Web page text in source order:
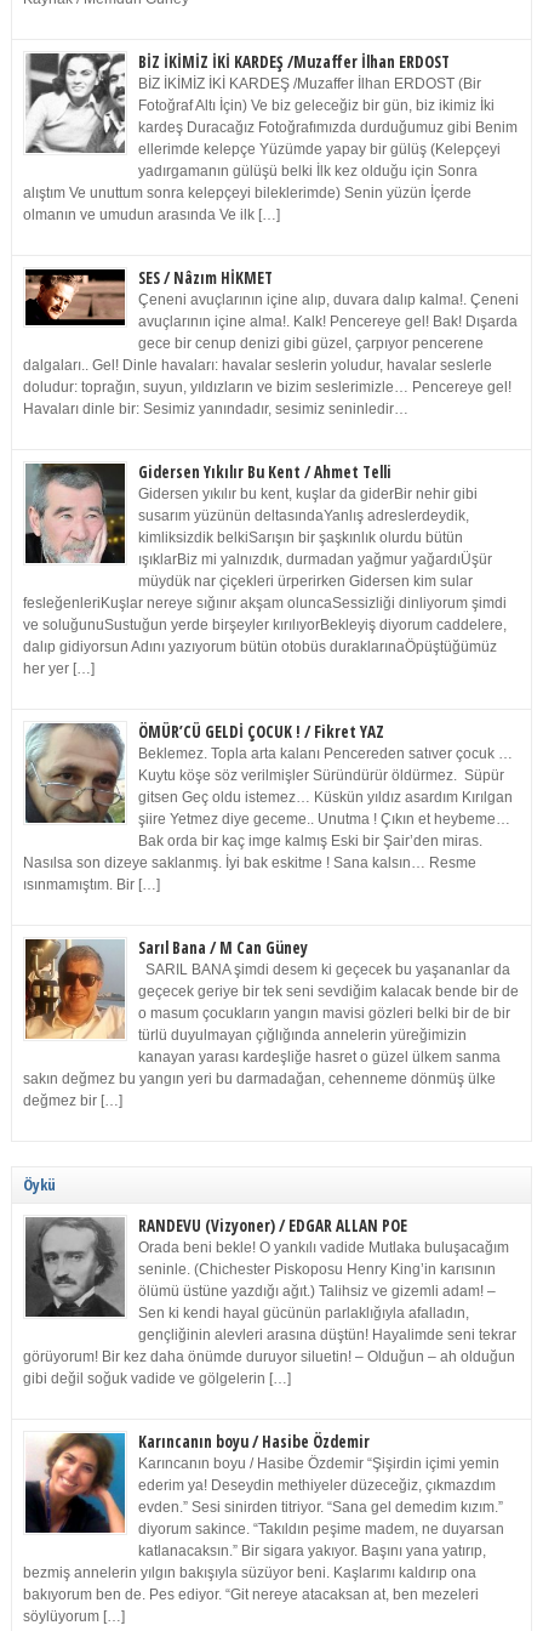
BİZ İKİMİZ İKİ KARDEŞ /Muzaffer İlhan ERDOST
BİZ İKİMİZ İKİ KARDEŞ /Muzaffer İlhan ERDOST (Bir
Fotoğraf Altı İçin) Ve biz geleceğiz bir gün, biz ikimiz İki
kardeş Duracağız Fotoğrafımızda durduğumuz gibi Benim
ellerimde kelepçe Yüzümde yapay bir gülüş (Kelepçeyi
yadırgamanın gülüşü belki İlk kez olduğu için Sonra
alıştım Ve unuttum sonra kelepçeyi bileklerimde) Senin yüzün İçerde
olmanın ve umudun arasında Ve ilk […]
SES / Nâzım HİKMET
Çeneni avuçlarının içine alıp, duvara dalıp kalma!. Çeneni
avuçlarının içine alma!. Kalk! Pencereye gel! Bak! Dışarda
gece bir cenup denizi gibi güzel, çarpıyor pencerene
dalgaları.. Gel! Dinle havaları: havalar seslerin yoludur, havalar seslerle
doludur: toprağın, suyun, yıldızların ve bizim seslerimizle… Pencereye gel!
Havaları dinle bir: Sesimiz yanındadır, sesimiz seninledir…
Gidersen Yıkılır Bu Kent / Ahmet Telli
Gidersen yıkılır bu kent, kuşlar da giderBir nehir gibi
susarım yüzünün deltasındaYanlış adreslerdeydik,
kimliksizdik belkiSarışın bir şaşkınlık olurdu bütün
ışıklarBiz mi yalnızdık, durmadan yağmur yağardıÜşür
müydük nar çiçekleri ürperirken Gidersen kim sular
fesleğenleriKuşlar nereye sığınır akşam oluncaSessizliği dinliyorum şimdi
ve soluğunuSustuğun yerde birşeyler kırılıyorBekleyiş diyorum caddelere,
dalıp gidiyorsun Adını yazıyorum bütün otobüs duraklarınaÖpüştüğümüz
her yer […]
ÖMÜR’CÜ GELDİ ÇOCUK ! / Fikret YAZ
Beklemez. Topla arta kalanı Pencereden satıver çocuk …
Kuytu köşe söz verilmişler Süründürür öldürmez. Süpür
gitsen Geç oldu istemez… Küskün yıldız asardım Kırılgan
şiire Yetmez diye geceme.. Unutma ! Çıkın et heybeme…
Bak orda bir kaç imge kalmış Eski bir Şair’den miras.
Nasılsa son dizeye saklanmış. İyi bak eskitme ! Sana kalsın… Resme
ısınmamıştım. Bir […]
Sarıl Bana / M Can Güney
SARIL BANA şimdi desem ki geçecek bu yaşananlar da
geçecek geriye bir tek seni sevdiğim kalacak bende bir de
o masum çocukların yangın mavisi gözleri belki bir de bir
türlü duyulmayan çığlığında annelerin yüreğimizin
kanayan yarası kardeşliğe hasret o güzel ülkem sanma
sakın değmez bu yangın yeri bu darmadağan, cehenneme dönmüş ülke
değmez bir […]
Öykü
RANDEVU (Vizyoner) / EDGAR ALLAN POE
Orada beni bekle! O yankılı vadide Mutlaka buluşacağım
seninle. (Chichester Piskoposu Henry King’in karısının
ölümü üstüne yazdığı ağıt.) Talihsiz ve gizemli adam! –
Sen ki kendi hayal gücünün parlaklığıyla afalladın,
gençliğinin alevleri arasına düştün! Hayalimde seni tekrar
görüyorum! Bir kez daha önümde duruyor siluetin! – Olduğun – ah olduğun
gibi değil soğuk vadide ve gölgelerin […]
Karıncanın boyu / Hasibe Özdemir
Karıncanın boyu / Hasibe Özdemir “Şişirdin içimi yemin
ederim ya! Deseydin methiyeler düzeceğiz, çıkmazdım
evden.” Sesi sinirden titriyor. “Sana gel demedim kızım.”
diyorum sakince. “Takıldın peşime madem, ne duyarsan
katlanacaksın.” Bir sigara yakıyor. Başını yana yatırıp,
bezmiş annelerin yılgın bakışıyla süzüyor beni. Kaşlarımı kaldırıp ona
bakıyorum ben de. Pes ediyor. “Git nereye atacaksan at, ben mezeleri
söylüyorum […]